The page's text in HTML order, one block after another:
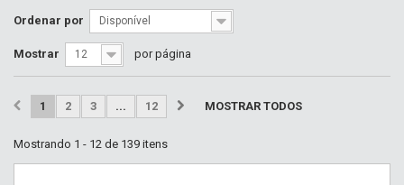
Ordenar por Disponível
Mostrar 12 por página
MOSTRAR TODOS
1 2 3 ... 12
Mostrando 1 - 12 de 139 itens